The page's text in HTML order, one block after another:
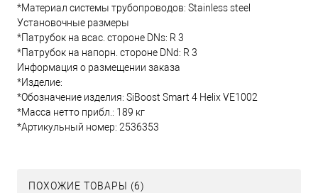
*Материал системы трубопроводов: Stainless steel
Установочные размеры
*Патрубок на всас. стороне DNs: R 3
*Патрубок на напорн. стороне DNd: R 3
Информация о размещении заказа
*Изделие:
*Обозначение изделия: SiBoost Smart 4 Helix VE1002
*Масса нетто прибл.: 189 кг
*Артикульный номер: 2536353
ПОХОЖИЕ ТОВАРЫ (6)